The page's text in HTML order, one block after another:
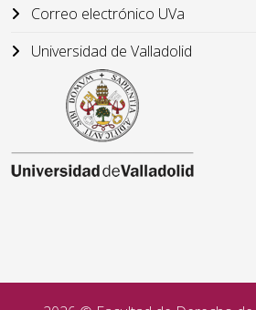
Correo electrónico UVa
Universidad de Valladolid